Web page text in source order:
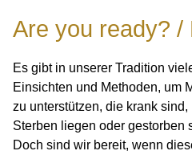
Are you ready? /
Es gibt in unserer Tradition
Einsichten und Methoden, um
zu unterstützen, die krank sind,
Sterben liegen oder gestorben
Doch sind wir bereit, wenn